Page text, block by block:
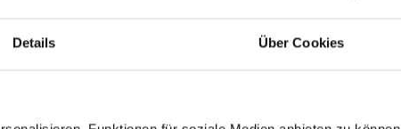
Details Über Cookies
Diese Batterie kaufen: